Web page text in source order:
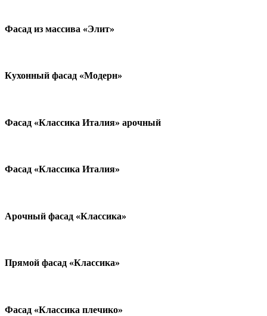
Фасад из массива «Элит»
Кухонный фасад «Модерн»
Фасад «Классика Италия» арочный
Фасад «Классика Италия»
Арочный фасад «Классика»
Прямой фасад «Классика»
Фасад «Классика плечико»